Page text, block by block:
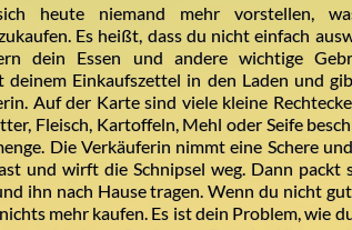
heute niemand mehr vorstellen,
Es heißt, dass du nicht einfach
dein Essen und andere wichtige
deinem Einkaufszettel in den Laden und
Auf der Karte sind viele kleine
Fleisch, Kartoffeln, Mehl oder Seife
Die Verkäuferin nimmt eine Schere
und wirft die Schnipsel weg. Dann packt
ihn nach Hause tragen. Wenn du nicht
mehr kaufen. Es ist dein Problem, wie